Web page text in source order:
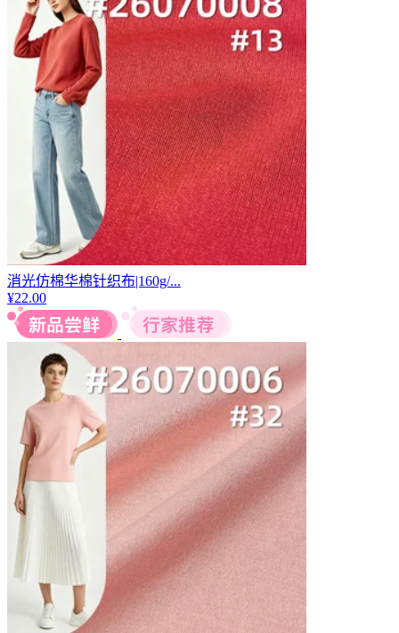
消光仿棉华棉针织布|160g/...
¥22.00